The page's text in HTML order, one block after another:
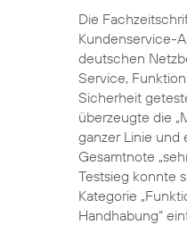
Die
Kundenservice-
deutschen
Service,
Sicherheit
überzeugte die
ganzer Linie und
Gesamtnote
Testsieg konnte
Kategorie
Handhabung“